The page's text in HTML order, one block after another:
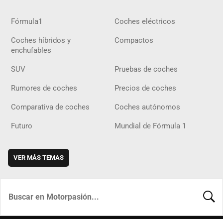
Fórmula1 Coches eléctricos
Coches híbridos y
enchufables
Compactos
SUV Pruebas de coches
Rumores de coches Precios de coches
Comparativa de coches Coches autónomos
Futuro Mundial de Fórmula 1
VER MÁS TEMAS